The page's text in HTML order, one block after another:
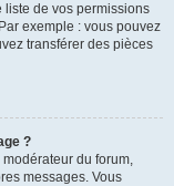
liste de vos permissions
exemple : vous pouvez
transférer des pièces
?
du forum,
messages. Vous